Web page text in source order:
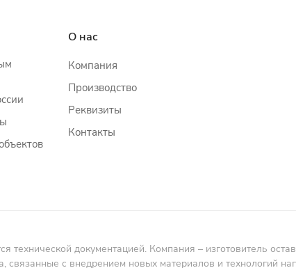
О нас
Компания
Производство
Реквизиты
Контакты
документацией. Компания – изготовитель
с внедрением новых материалов и технологий